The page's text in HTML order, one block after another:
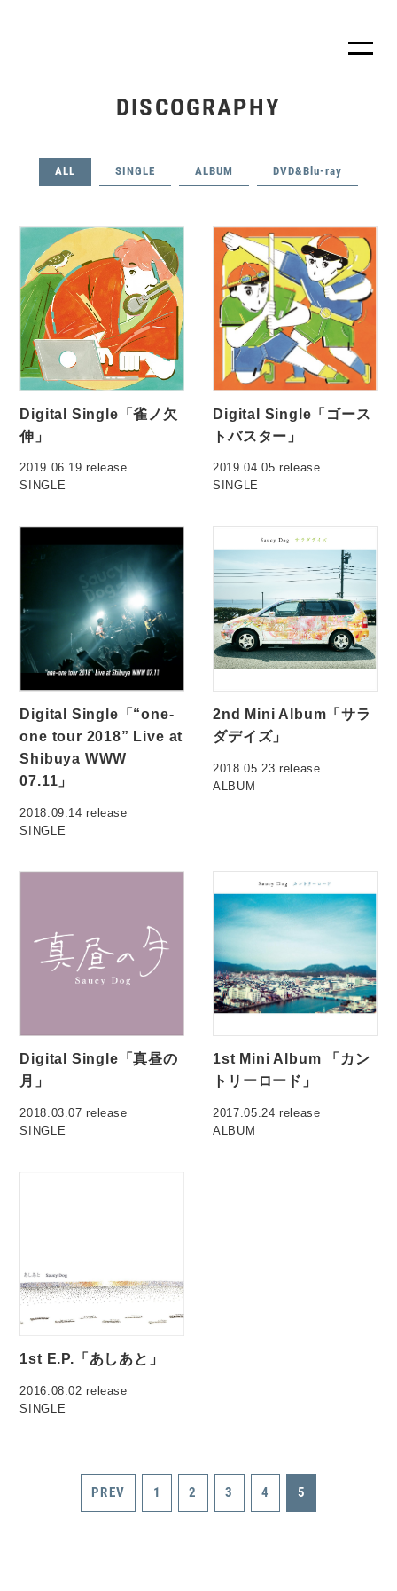
DISCOGRAPHY
ALL SINGLE ALBUM DVD&Blu-ray
Digital Single「雀ノ欠
伸」
2019.06.19 release
SINGLE
Digital Single「ゴース
トバスター」
2019.04.05 release
SINGLE
Digital Single「“one-
one tour 2018” Live at
Shibuya WWW
07.11」
2018.09.14 release
SINGLE
2nd Mini Album「サラ
ダデイズ」
2018.05.23 release
ALBUM
Digital Single「真昼の
月」
2018.03.07 release
SINGLE
1st Mini Album 「カン
トリーロード」
2017.05.24 release
ALBUM
1st E.P.「あしあと」
2016.08.02 release
SINGLE
PREV 1 2 3 4 5